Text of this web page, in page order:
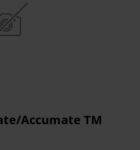
Accumate TM